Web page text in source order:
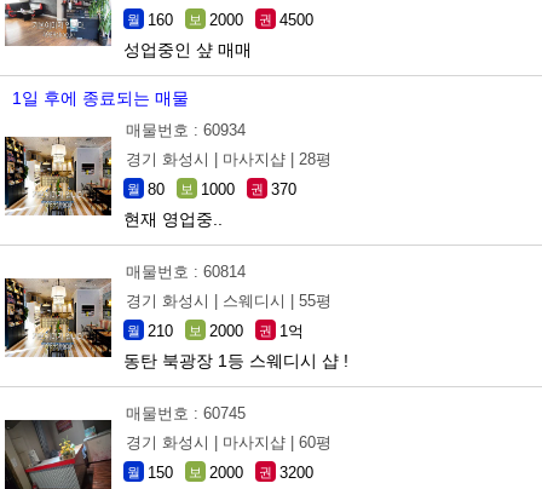
월 160 보 2000 권 4500
성업중인 샾 매매
1일 후에 종료되는 매물
매물번호 : 60934
경기 화성시 |
마사지샵 | 28평
월 80 보 1000 권 370
현재 영업중..
매물번호 : 60814
경기 화성시 |
스웨디시 | 55평
월 210 보 2000 권 1억
동탄 북광장 1등 스웨디시 샵 !
매물번호 : 60745
경기 화성시 |
마사지샵 | 60평
월 150 보 2000 권 3200